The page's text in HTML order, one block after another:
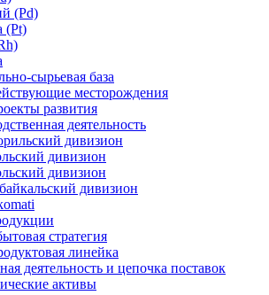
(Pd)
(Pt)
сырьевая база
месторождения
развития
деятельность
дивизион
дивизион
дивизион
дивизион
стратегия
линейка
деятельность и цепочка поставок
активы